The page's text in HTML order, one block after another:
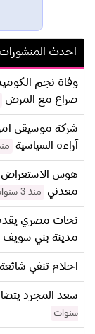
احدث المنشورات
وفاة نجم
صراع مع المرض
شركة موسيقى
آراءه السياسية
منذ 3
هوس الاستعراض
معدني
منذ 3 سنوات
نحات مصري يقدم
مدينة بني
احلام تنفي
سعد المجرد
سنوات